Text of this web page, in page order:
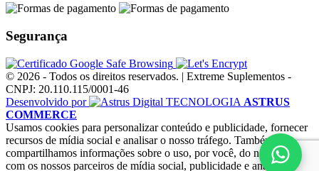
Segurança
© 2026 - Todos os direitos reservados. | Extreme Suplementos -
CNPJ: 20.110.115/0001-46
Desenvolvido por
TECNOLOGIA ASTRUS
COMMERCE
Usamos cookies para personalizar conteúdo e publicidade, fornecer
recursos de mídia social e analisar o nosso tráfego. Também
compartilhamos informações sobre o uso, por você, do nosso site
com os nossos parceiros de mídia social, publicidade e análise.